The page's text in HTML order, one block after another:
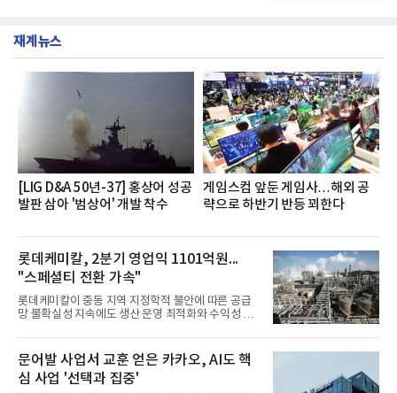
서도
영지원부 홍보팀과 2026년 새로이(e)＊가 공동 주관
쳐 진행됐다.참고로 새로이(e)는 NH농협캐피탈 MZ
세대들로(과장~계장) 구성된 자율 참여조직으로, 조
직문화 혁신과 업무 효율성 향상을 위한 다양한 활동
을 추진하며,새로운 변화와 이로운 영향력을 조직전
반에 전파하는 역할
재계뉴스
[LIG D&A 50년-37] 홍상어 성공
발판 삼아 '범상어' 개발 착수
게임스컴 앞둔 게임사…해외 공
략으로 하반기 반등 꾀한다
롯데케미칼, 2분기 영업익 1101억원...
"스페셜티 전환 가속"
롯데케미칼이 중동 지역 지정학적 불안에 따른 공급
망 불확실성 지속에도 생산 운영 최적화와 수익성 중
어갔다.롯데케미칼이 2026년 2분기 연결 기준 매출
액 5조6864억원, 영업이익 1101억원을 기록했다고 7
일 밝혔다. 사업별로는 기초화학 부문(롯데케미칼 기
초소재사업·LC타이탄·LC USA·롯데대산석화)이 매
문어발 사업서 교훈 얻은 카카오, AI도 핵
심 사업 '선택과 집중'